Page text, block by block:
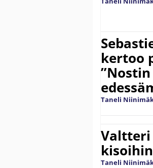
kertoo
Taneli
Valtteri
kisoihin
Taneli